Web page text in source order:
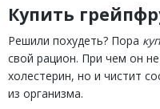
Купить
Решили похудеть? Пора
свой рацион. При чем он
холестерин, но и чистит
из организма.